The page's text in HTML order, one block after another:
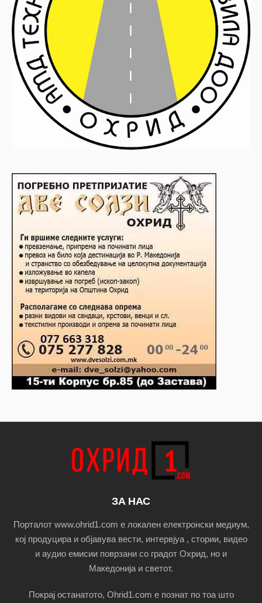
ЗА НАС
Порталот www.ohrid1.com е локален електронски медиум,
кој продуцира и објавува вести, интервјуа , стории, видео
и аудио емисии поврзани со градот Охрид, но и
Македонија и светот.
Покрај останатото, Ohrid1.com е познат по тоа што